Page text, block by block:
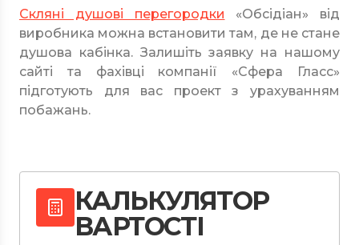
Скляні душові перегородки «Обсідіан» від
виробника можна встановити там, де не стане
душова кабінка. Залишіть заявку на нашому
сайті та фахівці компанії «Сфера Гласс»
підготують для вас проект з урахуванням
побажань.
КАЛЬКУЛЯТОР
ВАРТОСТІ